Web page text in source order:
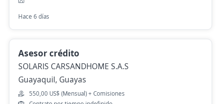
Hace 6 días
Asesor crédito
SOLARIS CARSANDHOME S.A.S
Guayaquil, Guayas
550,00 US$ (Mensual) + Comisiones